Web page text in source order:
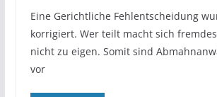
Eine Gerichtliche Fehlentscheidung
korrigiert. Wer teilt macht sich
nicht zu eigen. Somit sind
vor